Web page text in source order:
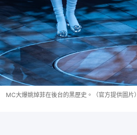
MC大爆姚焯菲在後台的黑歷史。（官方提供圖片）